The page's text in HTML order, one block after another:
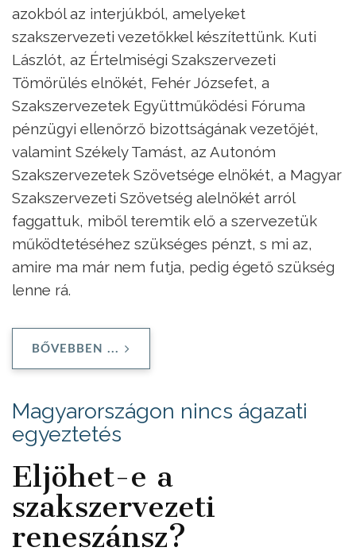
azokból az interjúkból, amelyeket
szakszervezeti vezetőkkel készítettünk. Kuti
Lászlót, az Értelmiségi Szakszervezeti
Tömörülés elnökét, Fehér Józsefet, a
Szakszervezetek Együttműködési Fóruma
pénzügyi ellenőrző bizottságának vezetőjét,
valamint Székely Tamást, az Autonóm
Szakszervezetek Szövetsége elnökét, a Magyar
Szakszervezeti Szövetség alelnökét arról
faggattuk, miből teremtik elő a szervezetük
működtetéséhez szükséges pénzt, s mi az,
amire ma már nem futja, pedig égető szükség
lenne rá.
BŐVEBBEN ...
Magyarországon nincs ágazati
egyeztetés
Eljöhet-e a
szakszervezeti
reneszánsz?